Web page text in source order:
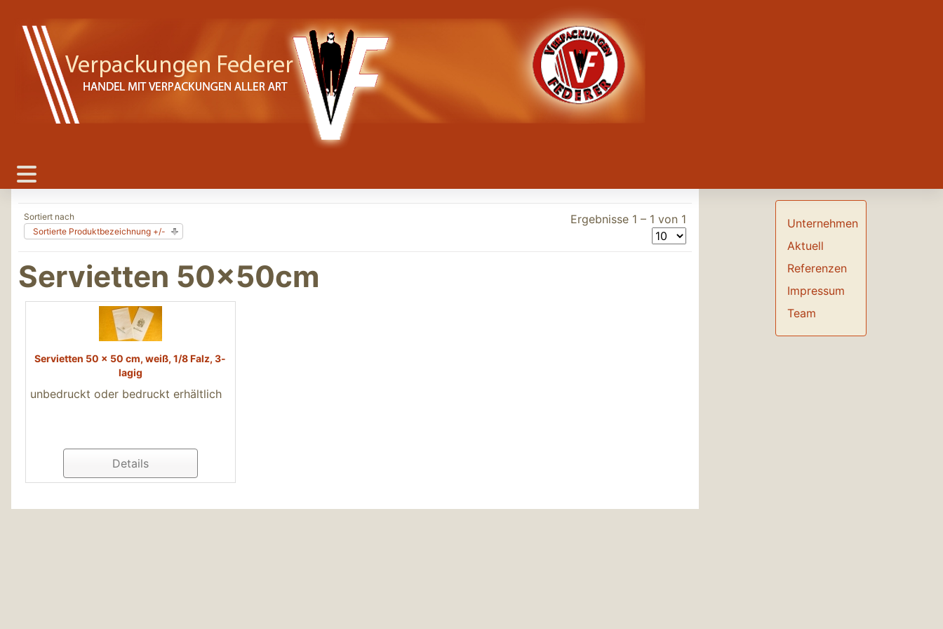
Sortiert nach
Sortierte Produktbezeichnung +/-
Ergebnisse 1 – 1 von 1
Servietten 50x50cm
Servietten 50 x 50 cm, weiß, 1/8 Falz, 3-
lagig
unbedruckt oder bedruckt erhältlich
Details
Unternehmen
Aktuell
Referenzen
Impressum
Team